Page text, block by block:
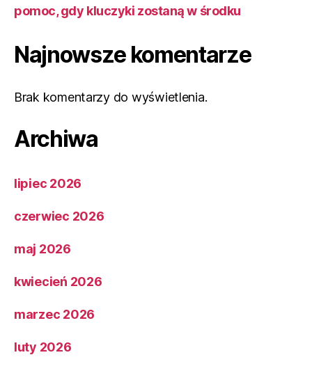
pomoc, gdy kluczyki zostaną w środku
Najnowsze komentarze
Brak komentarzy do wyświetlenia.
Archiwa
lipiec 2026
czerwiec 2026
maj 2026
kwiecień 2026
marzec 2026
luty 2026